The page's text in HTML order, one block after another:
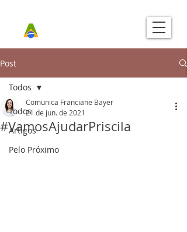
Post
Todos
Artigos
Pelo Próximo
Todos
#VamosAjudarPriscila
Comunica Franciane Bayer
21 de jun. de 2021